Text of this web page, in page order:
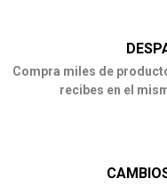
Compra miles de
recibes en el